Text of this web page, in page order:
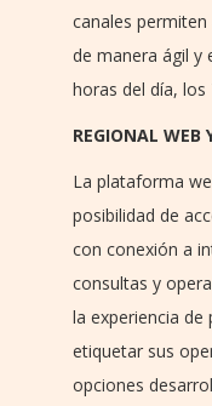
canales
de manera ágil y
horas del día, los
REGIONAL WEB
La plataforma
posibilidad de
con conexión a
consultas y
la experiencia de
etiquetar sus
opciones